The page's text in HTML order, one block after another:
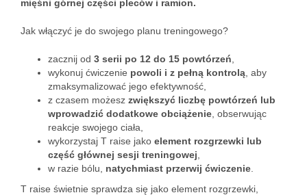
mięśni górnej części pleców i ramion.
Jak włączyć je do swojego planu treningowego?
zacznij od 3 serii po 12 do 15 powtórzeń
wykonuj ćwiczenie powoli i z pełną kontrolą , aby
zmaksymalizować jego efektywność,
z czasem możesz zwiększyć liczbę powtórzeń lub
wprowadzić dodatkowe obciążenie , obserwując
reakcje swojego ciała,
wykorzystaj T raise jako element rozgrzewki lub
część głównej sesji treningowej
w razie bólu, natychmiast przerwij ćwiczenie
T raise świetnie sprawdza się jako element rozgrzewki,